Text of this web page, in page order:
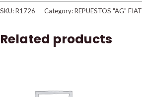
SKU:R1726 Category:REPUESTOS "AG" FIAT
Related products